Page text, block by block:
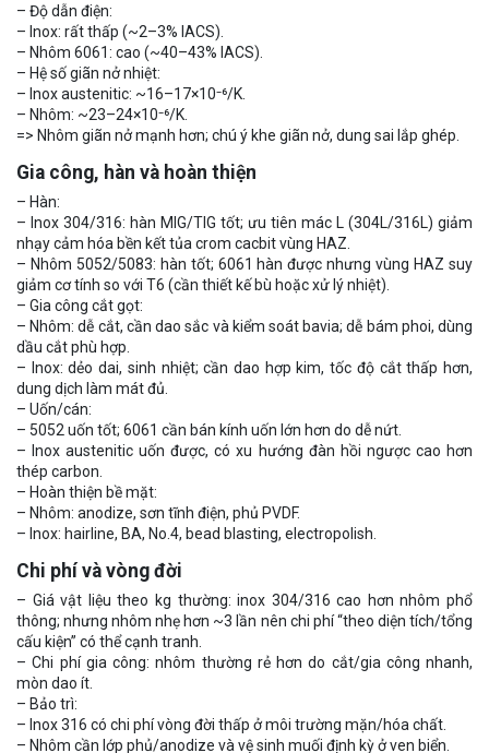
– Độ dẫn điện:
– Inox: rất thấp (~2–3% IACS).
– Nhôm 6061: cao (~40–43% IACS).
– Hệ số giãn nở nhiệt:
– Inox austenitic: ~16–17×10⁻⁶/K.
– Nhôm: ~23–24×10⁻⁶/K.
=> Nhôm giãn nở mạnh hơn; chú ý khe giãn nở, dung sai lắp ghép.
Gia công, hàn và hoàn thiện
– Hàn:
– Inox 304/316: hàn MIG/TIG tốt; ưu tiên mác L (304L/316L) giảm
nhạy cảm hóa bền kết tủa crom cacbit vùng HAZ.
– Nhôm 5052/5083: hàn tốt; 6061 hàn được nhưng vùng HAZ suy
giảm cơ tính so với T6 (cần thiết kế bù hoặc xử lý nhiệt).
– Gia công cắt gọt:
– Nhôm: dễ cắt, cần dao sắc và kiểm soát bavia; dễ bám phoi, dùng
dầu cắt phù hợp.
– Inox: dẻo dai, sinh nhiệt; cần dao hợp kim, tốc độ cắt thấp hơn,
dung dịch làm mát đủ.
– Uốn/cán:
– 5052 uốn tốt; 6061 cần bán kính uốn lớn hơn do dễ nứt.
– Inox austenitic uốn được, có xu hướng đàn hồi ngược cao hơn
thép carbon.
– Hoàn thiện bề mặt:
– Nhôm: anodize, sơn tĩnh điện, phủ PVDF.
– Inox: hairline, BA, No.4, bead blasting, electropolish.
Chi phí và vòng đời
– Giá vật liệu theo kg thường: inox 304/316 cao hơn nhôm phổ
thông; nhưng nhôm nhẹ hơn ~3 lần nên chi phí “theo diện tích/tổng
cấu kiện” có thể cạnh tranh.
– Chi phí gia công: nhôm thường rẻ hơn do cắt/gia công nhanh,
mòn dao ít.
– Bảo trì:
– Inox 316 có chi phí vòng đời thấp ở môi trường mặn/hóa chất.
– Nhôm cần lớp phủ/anodize và vệ sinh muối định kỳ ở ven biển.